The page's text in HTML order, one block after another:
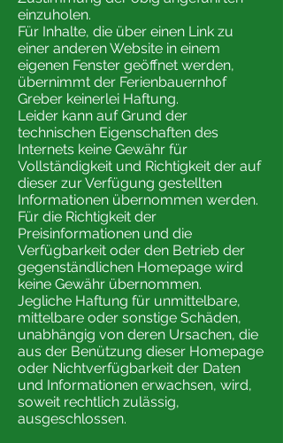
einzuholen.
Für Inhalte, die über einen Link zu
einer anderen Website in einem
eigenen Fenster geöffnet werden,
übernimmt der Ferienbauernhof
Greber keinerlei Haftung.
Leider kann auf Grund der
technischen Eigenschaften des
Internets keine Gewähr für
Vollständigkeit und Richtigkeit der auf
dieser zur Verfügung gestellten
Informationen übernommen werden.
Für die Richtigkeit der
Preisinformationen und die
Verfügbarkeit oder den Betrieb der
gegenständlichen Homepage wird
keine Gewähr übernommen.
Jegliche Haftung für unmittelbare,
mittelbare oder sonstige Schäden,
unabhängig von deren Ursachen, die
aus der Benützung dieser Homepage
oder Nichtverfügbarkeit der Daten
und Informationen erwachsen, wird,
soweit rechtlich zulässig,
ausgeschlossen.